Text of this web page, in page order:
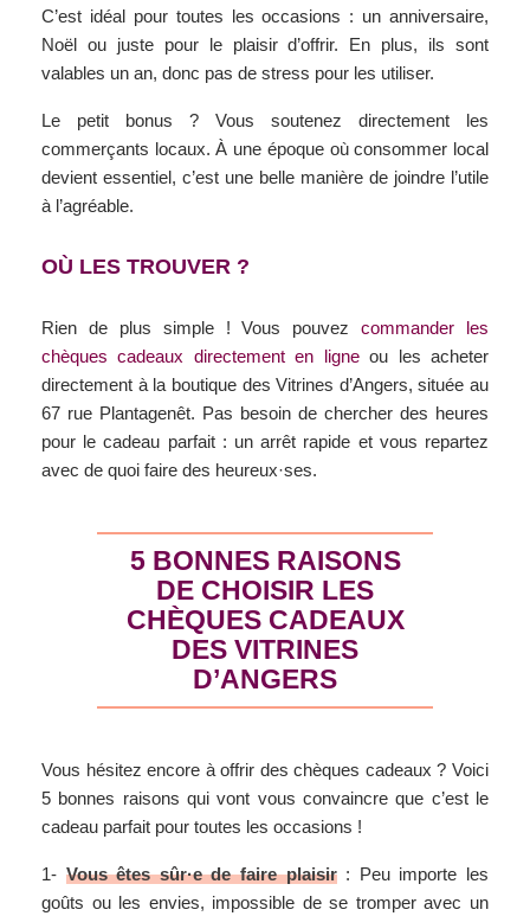
C’est idéal pour toutes les occasions : un anniversaire,
Noël ou juste pour le plaisir d’offrir. En plus, ils sont
valables un an, donc pas de stress pour les utiliser.
Le petit bonus ? Vous soutenez directement les
commerçants locaux. À une époque où consommer local
devient essentiel, c’est une belle manière de joindre l’utile
à l’agréable.
OÙ LES TROUVER ?
Rien de plus simple ! Vous pouvezcommander les
chèques cadeaux directement en ligneou les acheter
directement à la boutique des Vitrines d’Angers, située au
67 rue Plantagenêt. Pas besoin de chercher des heures
pour le cadeau parfait : un arrêt rapide et vous repartez
avec de quoi faire des heureux·ses.
5 BONNES RAISONS
DE CHOISIR LES
CHÈQUES CADEAUX
DES VITRINES
D’ANGERS
Vous hésitez encore à offrir des chèques cadeaux ? Voici
5 bonnes raisons qui vont vous convaincre que c’est le
cadeau parfait pour toutes les occasions !
1- Vous êtes sûr·e de faire plaisir: Peu importe les
goûts ou les envies, impossible de se tromper avec un